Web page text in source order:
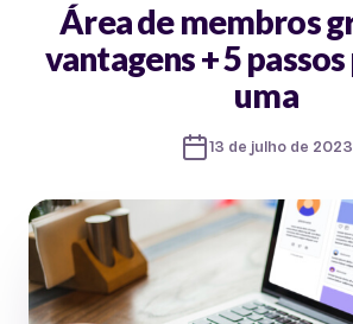
Área de membros
vantagens + 5
uma
13 de julho de 2023